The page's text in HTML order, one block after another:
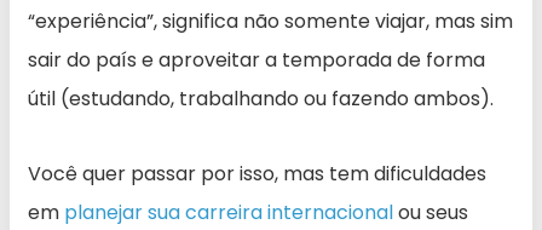
“experiência”, significa não somente viajar, mas sim
sair do país e aproveitar a temporada de forma
útil (estudando, trabalhando ou fazendo ambos).
Você quer passar por isso, mas tem dificuldades
em planejar sua carreira internacionalou seus